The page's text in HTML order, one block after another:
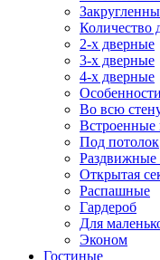
Количество
2-х дверные
3-х дверные
4-х дверные
Особенности
Во всю
Под потолок
Открытая
Распашные
Гардероб
Для
Эконом
Гостиные